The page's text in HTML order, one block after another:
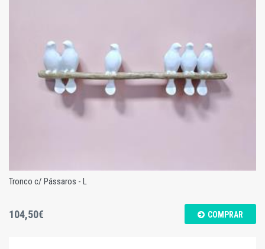
Tronco c/ Pássaros - L
104,50€ COMPRAR